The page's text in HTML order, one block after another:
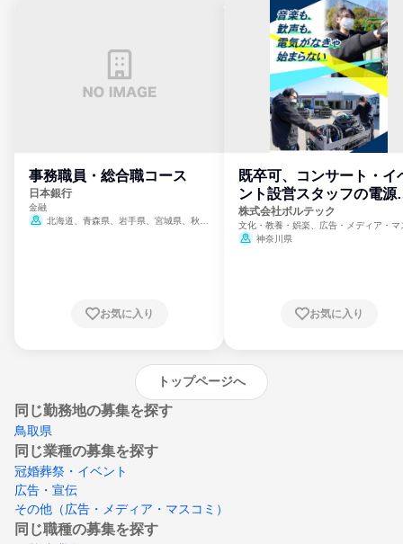
事務職員・総合職コース
日本銀行
金融
北海道、青森県、岩手県、宮城県、秋田
崎県、熊本県、大分県、宮崎県、鹿児島県、
お気に入り
既卒可、コンサート・イ
ント設営スタッフの電源
門
株式会社ボルテック
文化・教養・娯楽、広告・メディア・マ
ミ、電力・ガス・水道・エネルギー
神奈川県
お気に入り
トップページへ
同じ勤務地の募集を探す
鳥取県
同じ業種の募集を探す
冠婚葬祭・イベント
広告・宣伝
その他（広告・メディア・マスコミ）
同じ職種の募集を探す